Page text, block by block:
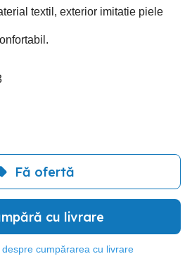
textil, exterior imitatie piele
Fă ofertă
cu livrare
cumpărarea cu livrare